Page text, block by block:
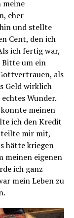
meine
eher
und stellte
Cent, den ich
ich fertig war,
Bitte um ein
als
Geld wirklich
Wunder.
meinen
ich den Kredit
teilte mir mit,
hätte kriegen
meinen eigenen
ich ganz
mein Leben zu